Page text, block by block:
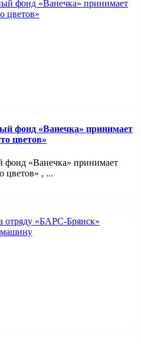
фонд «Ванечка» принимает
цветов»
фонд «Ванечка» принимает
цветов» , ...